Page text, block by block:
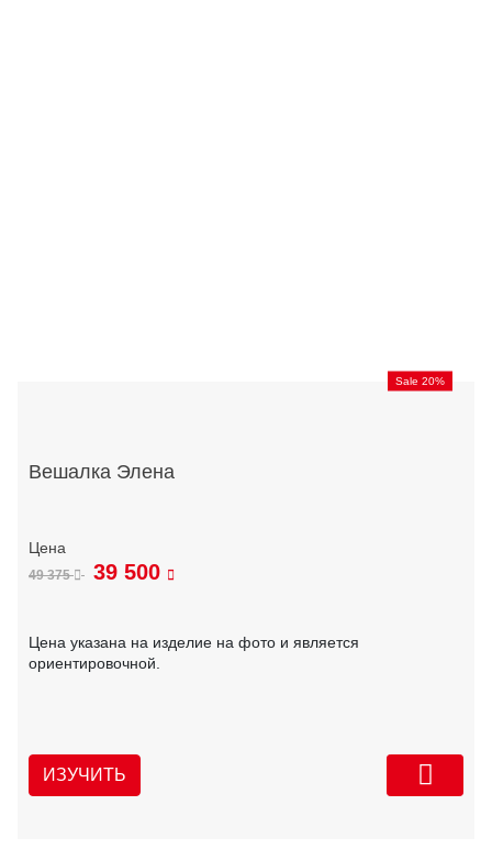
Sale 20%
Вешалка Элена
49 375 39 500
Цена указана на изделие на фото и является
ориентировочной.
ИЗУЧИТЬ